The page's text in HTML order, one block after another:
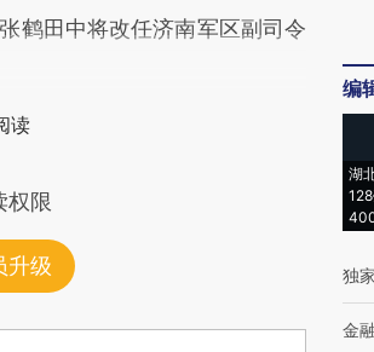
鹤田中将改任济南军区副司令
读
权限
升级
编
湖
独家
金融